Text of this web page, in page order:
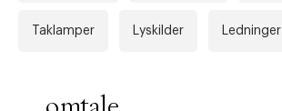
Taklamper Lyskilder Ledninger